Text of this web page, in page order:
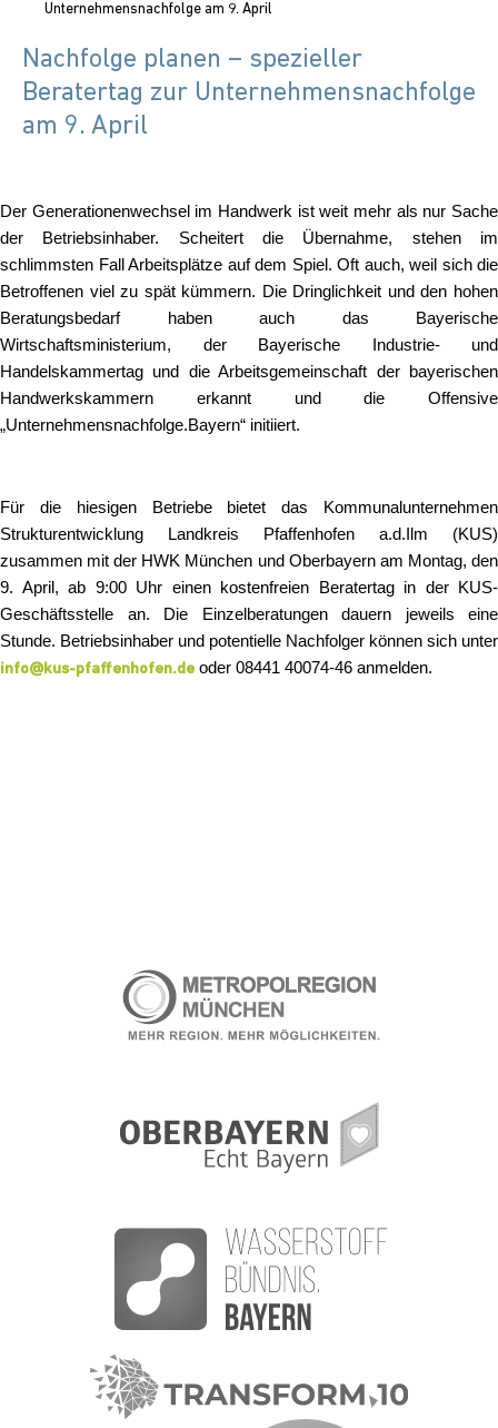
Unternehmensnachfolge am 9. April
Nachfolge planen – spezieller
Beratertag zur Unternehmensnachfolge
am 9. April
Der Generationenwechsel im Handwerk ist weit mehr als nur Sache
der Betriebsinhaber. Scheitert die Übernahme, stehen im
schlimmsten Fall Arbeitsplätze auf dem Spiel. Oft auch, weil sich die
Betroffenen viel zu spät kümmern. Die Dringlichkeit und den hohen
Beratungsbedarf haben auch das Bayerische
Wirtschaftsministerium, der Bayerische Industrie- und
Handelskammertag und die Arbeitsgemeinschaft der bayerischen
Handwerkskammern erkannt und die Offensive
„Unternehmensnachfolge.Bayern“ initiiert.
Für die hiesigen Betriebe bietet das Kommunalunternehmen
Strukturentwicklung Landkreis Pfaffenhofen a.d.Ilm (KUS)
zusammen mit der HWK München und Oberbayern am Montag, den
9. April, ab 9:00 Uhr einen kostenfreien Beratertag in der KUS-
Geschäftsstelle an. Die Einzelberatungen dauern jeweils eine
Stunde. Betriebsinhaber und potentielle Nachfolger können sich unter
info@kus-pfaffenhofen.de oder 08441 40074-46 anmelden.